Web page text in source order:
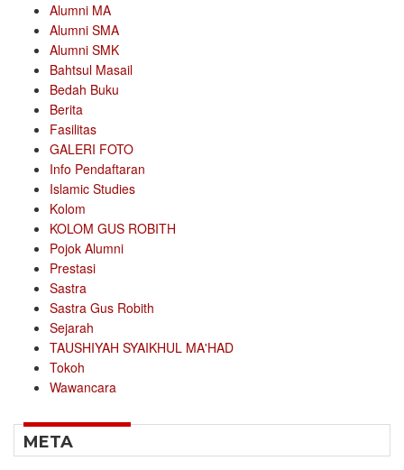
Alumni MA
Alumni SMA
Alumni SMK
Bahtsul Masail
Bedah Buku
Berita
Fasilitas
GALERI FOTO
Info Pendaftaran
Islamic Studies
Kolom
KOLOM GUS ROBITH
Pojok Alumni
Prestasi
Sastra
Sastra Gus Robith
Sejarah
TAUSHIYAH SYAIKHUL MA'HAD
Tokoh
Wawancara
META